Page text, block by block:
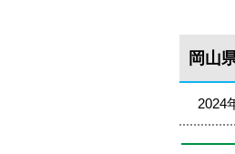
岡山
2024